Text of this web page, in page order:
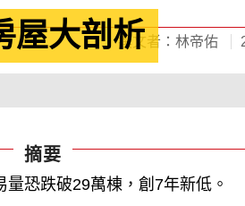
屋大剖析撰文者：林帝佑
摘要
恐跌破29萬棟，創7年新低。